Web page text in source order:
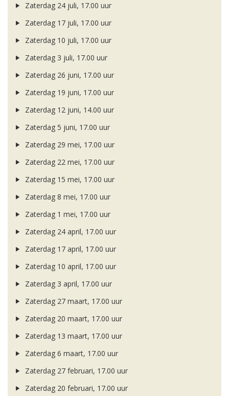
Zaterdag 24 juli, 17.00 uur
Zaterdag 17 juli, 17.00 uur
Zaterdag 10 juli, 17.00 uur
Zaterdag 3 juli, 17.00 uur
Zaterdag 26 juni, 17.00 uur
Zaterdag 19 juni, 17.00 uur
Zaterdag 12 juni, 14.00 uur
Zaterdag 5 juni, 17.00 uur
Zaterdag 29 mei, 17.00 uur
Zaterdag 22 mei, 17.00 uur
Zaterdag 15 mei, 17.00 uur
Zaterdag 8 mei, 17.00 uur
Zaterdag 1 mei, 17.00 uur
Zaterdag 24 april, 17.00 uur
Zaterdag 17 april, 17.00 uur
Zaterdag 10 april, 17.00 uur
Zaterdag 3 april, 17.00 uur
Zaterdag 27 maart, 17.00 uur
Zaterdag 20 maart, 17.00 uur
Zaterdag 13 maart, 17.00 uur
Zaterdag 6 maart, 17.00 uur
Zaterdag 27 februari, 17.00 uur
Zaterdag 20 februari, 17.00 uur